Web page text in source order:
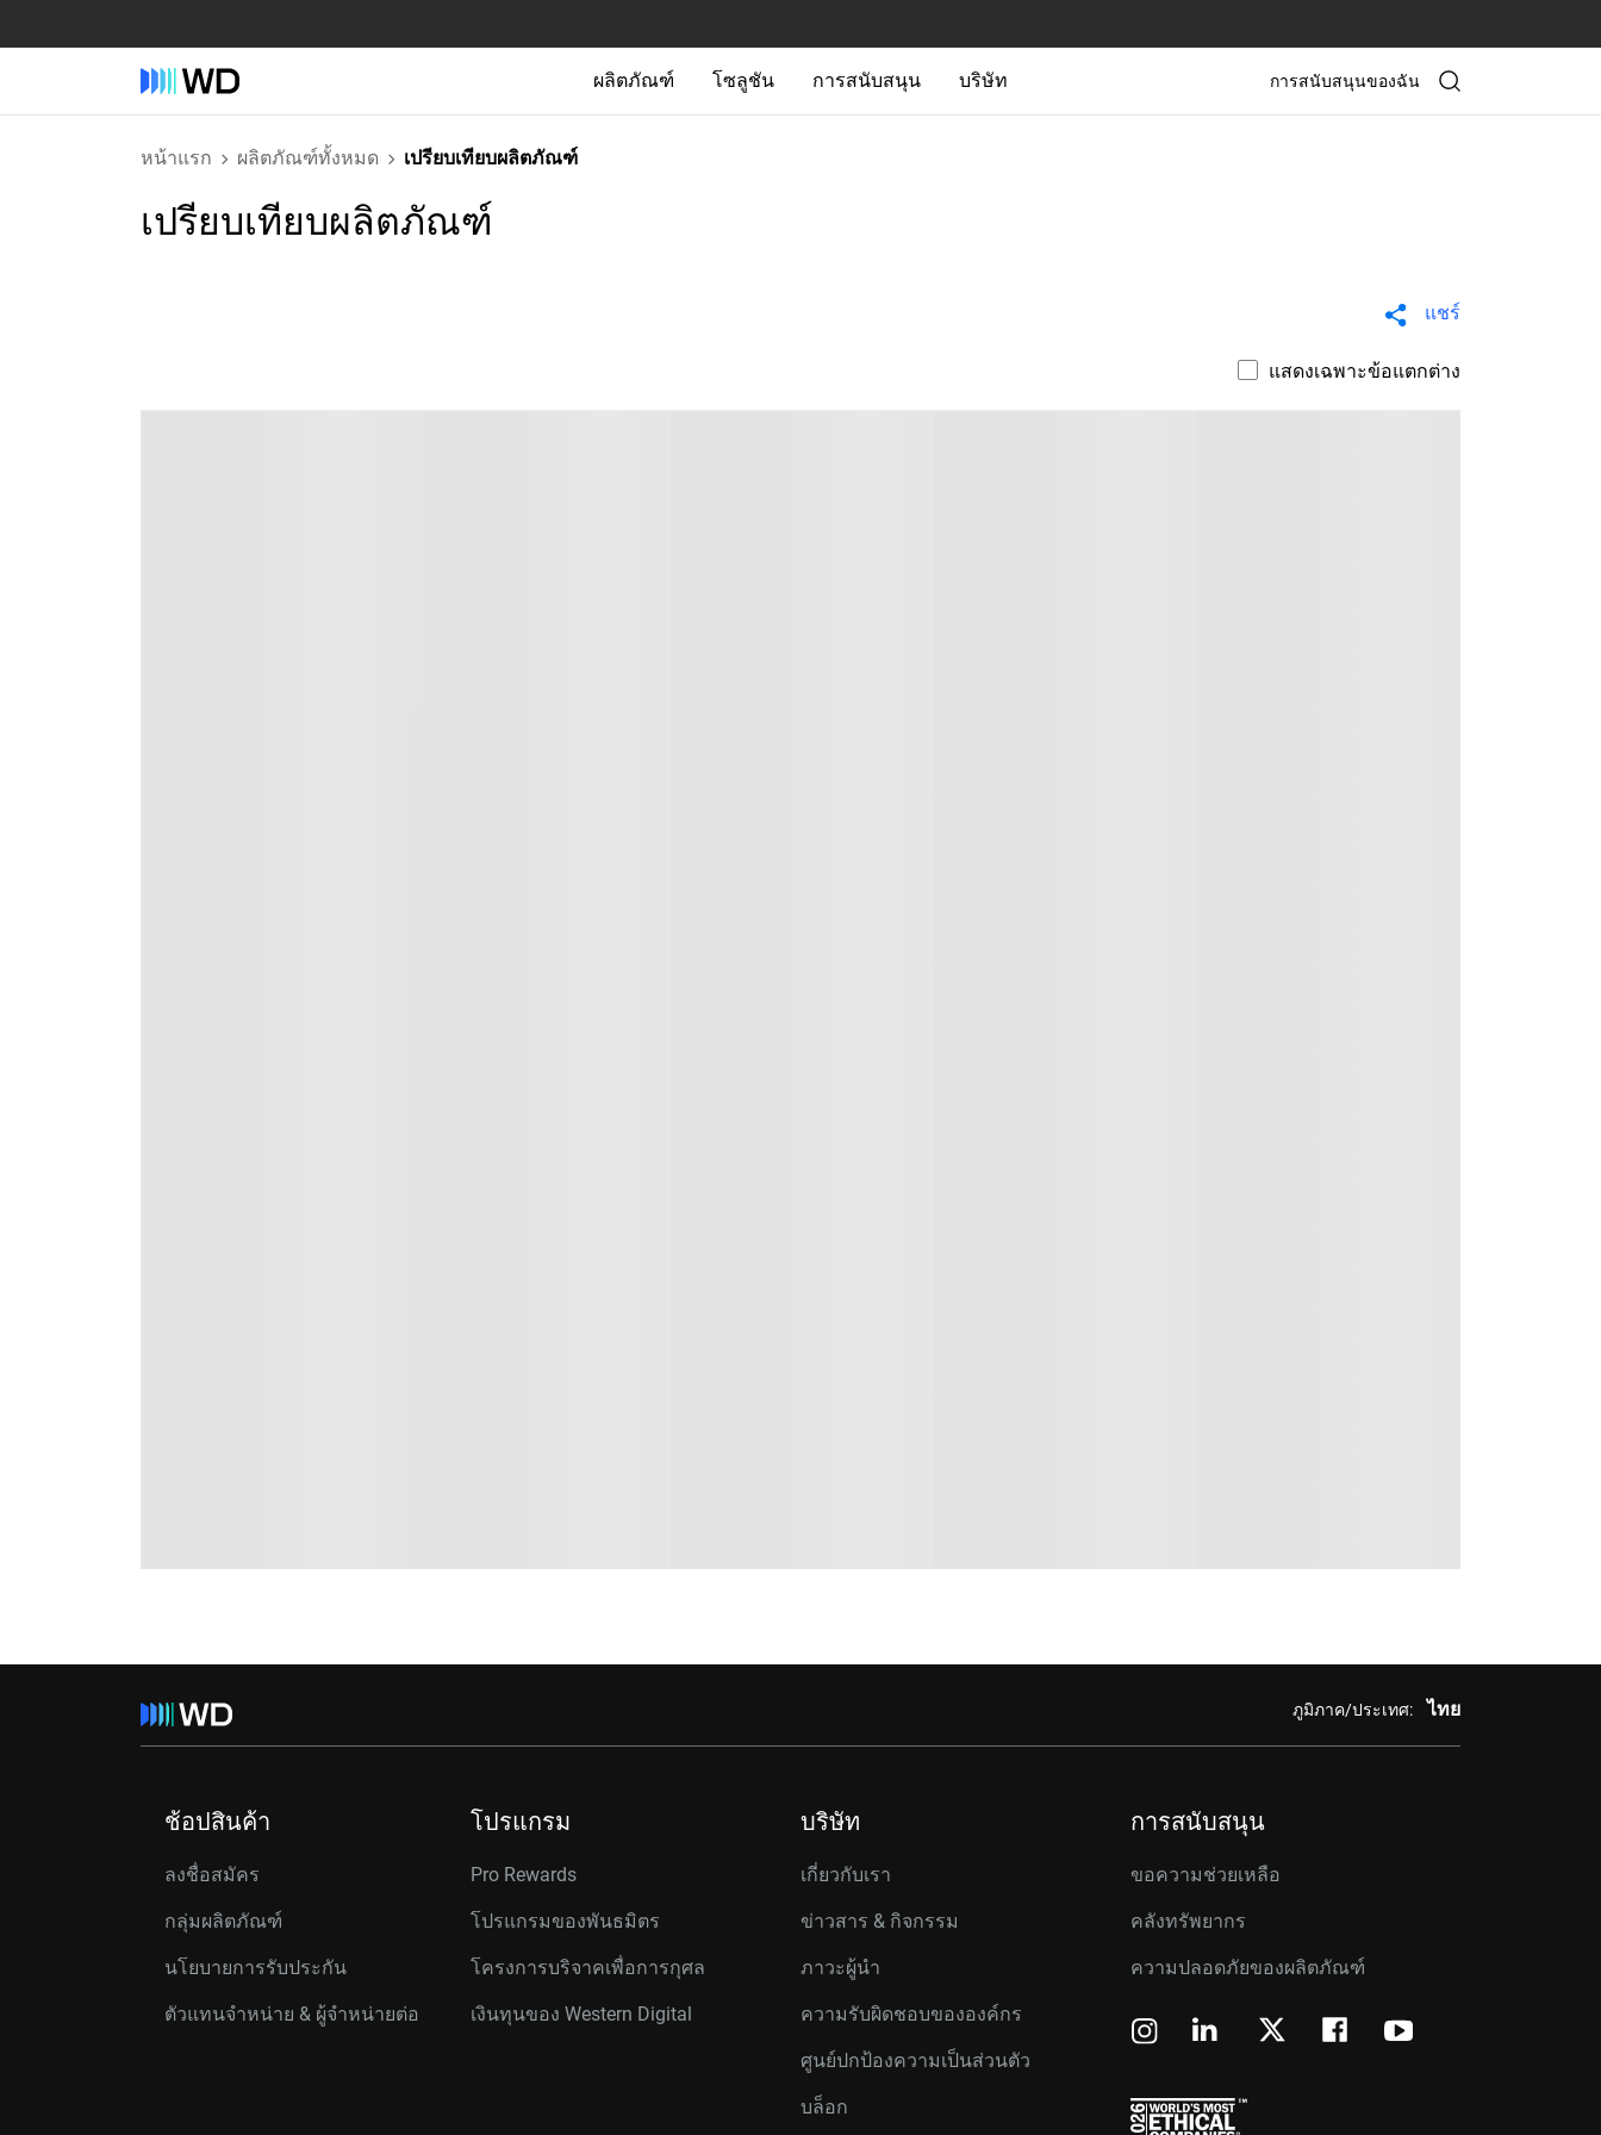
ผลิตภัณฑ์ โซลูชัน การสนับสนุน บริษัท การสนับสนุนของฉัน
หน้าแรก ผลิตภัณฑ์ทั้งหมด เปรียบเทียบผลิตภัณฑ์
เปรียบเทียบผลิตภัณฑ์
แชร์
แสดงเฉพาะข้อแตกต่าง
ภูมิภาค/ประเทศ: ไทย
ช้อปสินค้า
ลงชื่อสมัคร
กลุ่มผลิตภัณฑ์
นโยบายการรับประกัน
ตัวแทนจำหน่าย & ผู้จำหน่ายต่อ
โปรแกรม
Pro Rewards
โปรแกรมของพันธมิตร
โครงการบริจาคเพื่อการกุศล
เงินทุนของ Western Digital
บริษัท
เกี่ยวกับเรา
ข่าวสาร & กิจกรรม
ภาวะผู้นำ
ความรับผิดชอบขององค์กร
ศูนย์ปกป้องความเป็นส่วนตัว
บล็อก
การสนับสนุน
ขอความช่วยเหลือ
คลังทรัพยากร
ความปลอดภัยของผลิตภัณฑ์